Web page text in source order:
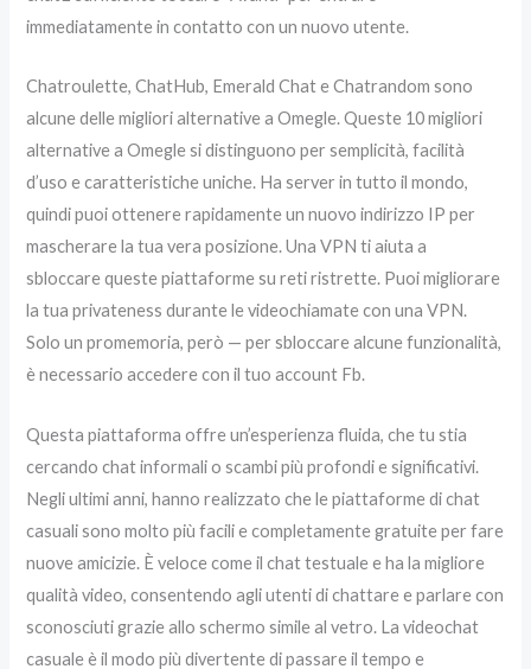
immediatamente in contatto con un nuovo utente.
Chatroulette, ChatHub, Emerald Chat e Chatrandom sono
alcune delle migliori alternative a Omegle. Queste 10 migliori
alternative a Omegle si distinguono per semplicità, facilità
d’uso e caratteristiche uniche. Ha server in tutto il mondo,
quindi puoi ottenere rapidamente un nuovo indirizzo IP per
mascherare la tua vera posizione. Una VPN ti aiuta a
sbloccare queste piattaforme su reti ristrette. Puoi migliorare
la tua privateness durante le videochiamate con una VPN.
Solo un promemoria, però — per sbloccare alcune funzionalità,
è necessario accedere con il tuo account Fb.
Questa piattaforma offre un’esperienza fluida, che tu stia
cercando chat informali o scambi più profondi e significativi.
Negli ultimi anni, hanno realizzato che le piattaforme di chat
casuali sono molto più facili e completamente gratuite per fare
nuove amicizie. È veloce come il chat testuale e ha la migliore
qualità video, consentendo agli utenti di chattare e parlare con
sconosciuti grazie allo schermo simile al vetro. La videochat
casuale è il modo più divertente di passare il tempo e